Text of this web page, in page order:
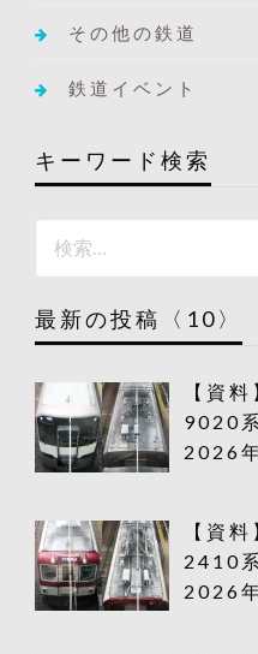
その他の鉄道
鉄道イベント
キーワード検索
最新の投稿〈10〉
【資
9020
2026
【資
2410
2026